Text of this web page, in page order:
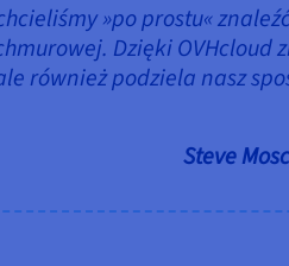
»po prostu«
Dzięki
również podziela nasz
Steve